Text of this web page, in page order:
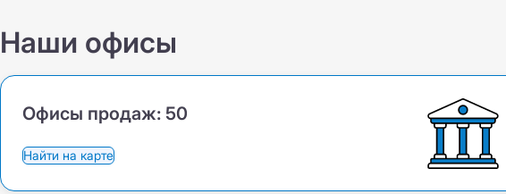
Наши офисы
Офисы продаж: 50
Найти на карте